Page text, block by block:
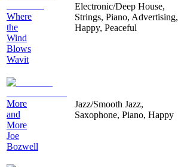
Where
the
Wind
Blows
Wavit
Electronic/Deep House,
Strings, Piano, Advertising,
Happy, Peaceful
More
and
More
Joe
Bozwell
Jazz/Smooth Jazz,
Saxophone, Piano, Happy